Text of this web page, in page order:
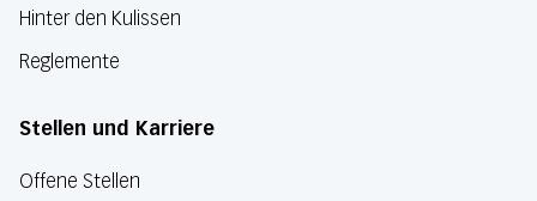
Hinter den Kulissen
Reglemente
Stellen und Karriere
Offene Stellen